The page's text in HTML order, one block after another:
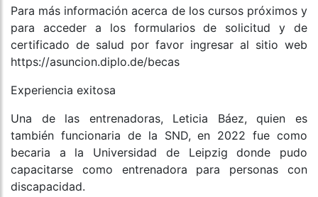
Para más información acerca de los cursos próximos y
para acceder a los formularios de solicitud y de
certificado de salud por favor ingresar al sitio web
https://asuncion.diplo.de/becas
Experiencia exitosa
Una de las entrenadoras, Leticia Báez, quien es
también funcionaria de la SND, en 2022 fue como
becaria a la Universidad de Leipzig donde pudo
capacitarse como entrenadora para personas con
discapacidad.